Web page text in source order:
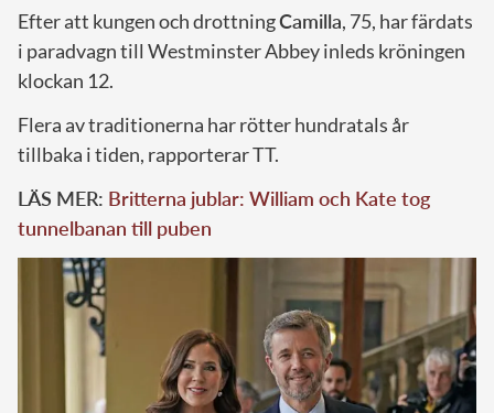
Efter att kungen och drottningCamilla, 75, har färdats
i paradvagn till Westminster Abbey inleds kröningen
klockan 12.
Flera av traditionerna har rötter hundratals år
tillbaka i tiden, rapporterar TT.
LÄS MER: Britterna jublar: William och Kate tog
tunnelbanan till puben